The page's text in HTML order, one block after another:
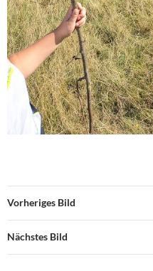
Vorheriges Bild
Nächstes Bild